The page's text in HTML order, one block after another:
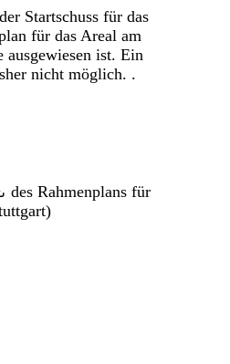
Startschuss für das
für das Areal am
ausgewiesen ist. Ein
nicht möglich. .
des Rahmenplans für